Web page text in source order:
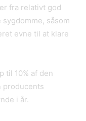
fra relativt god
såsom
evne til at klare
til 10% af den
producents
i år.